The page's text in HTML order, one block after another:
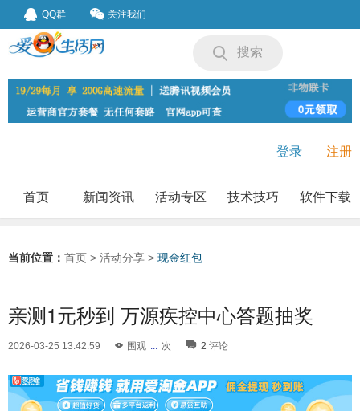
QQ群 关注我们
搜索
登录 注册
首页 新闻资讯 活动专区 技术技巧 软件下载
当前位置： 首页 > 活动分享 > 现金红包
亲测1元秒到 万源疾控中心答题抽奖
2026-03-25 13:42:59 围观 ... 次 2 评论